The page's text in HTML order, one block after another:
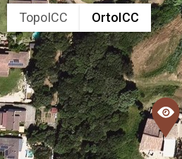
TopoICC OrtoICC